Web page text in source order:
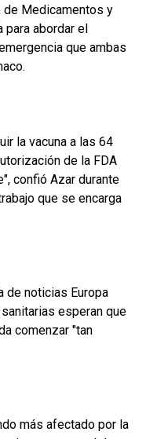
de Medicamentos y
abordar el
que ambas
la vacuna a las 64
de la FDA
confió Azar durante
que se encarga
de noticias Europa
esperan que
comenzar "tan
más afectado por la